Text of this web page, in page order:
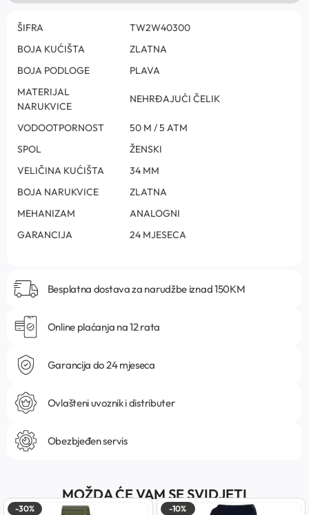
ŠIFRA
TW2W40300
BOJA KUĆIŠTA
ZLATNA
BOJA PODLOGE
PLAVA
MATERIJAL
NARUKVICE
NEHRĐAJUĆI ČELIK
VODOOTPORNOST
50 M / 5 ATM
SPOL
ŽENSKI
VELIČINA KUĆIŠTA
34 MM
BOJA NARUKVICE
ZLATNA
MEHANIZAM
ANALOGNI
GARANCIJA
24 MJESECA
Besplatna dostava za narudžbe iznad 150KM
Online plaćanja na 12 rata
Garancija do 24 mjeseca
Ovlašteni uvoznik i distributer
Obezbjeđen servis
MOŽDA ĆE VAM SE SVIDJETI
-30% -10%